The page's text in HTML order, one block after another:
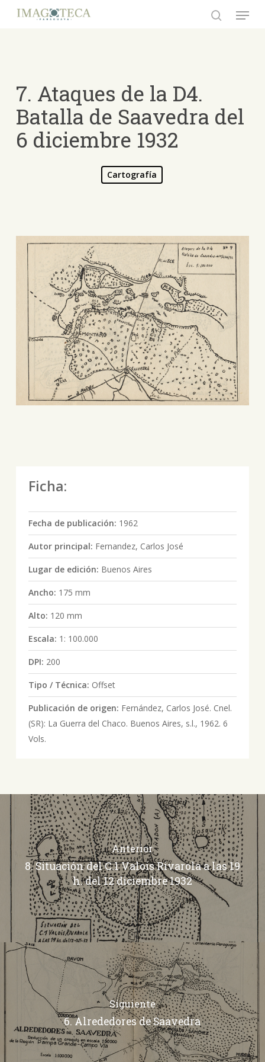
Menu
7. Ataques de la D4.
Batalla de Saavedra del
6 diciembre 1932
Cartografía
Ficha:
Fecha de publicación: 1962
Autor principal: Fernandez, Carlos José
Lugar de edición: Buenos Aires
Ancho: 175 mm
Alto: 120 mm
Escala: 1: 100.000
DPI: 200
Tipo / Técnica: Offset
Publicación de origen: Fernández, Carlos José. Cnel.
(SR): La Guerra del Chaco. Buenos Aires, s.l., 1962. 6
Vols.
Anterior
8. Situación del C.1 Valois Rivarola a las 19
h. del 12 diciembre 1932
Siguiente
6. Alrededores de Saavedra